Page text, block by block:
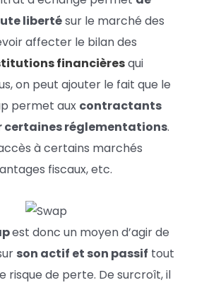
libertésur le marché des
affecter le bilan des
financièresqui
on peut ajouter le fait que le
permet aux contractants
certaines réglementations.
à certains marchés
fiscaux, etc.
est donc un moyen d’agir de
son actif et son passif tout
risque de perte. De surcroît, il